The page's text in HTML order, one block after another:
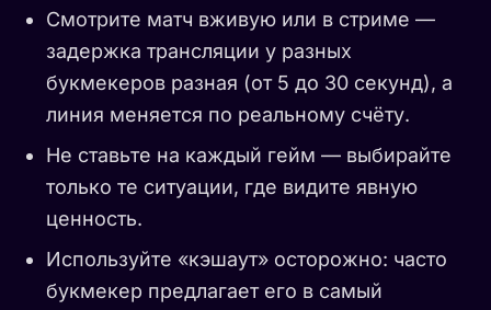
Смотрите матч вживую или в стриме —
задержка трансляции у разных
букмекеров разная (от 5 до 30 секунд), а
линия меняется по реальному счёту.
Не ставьте на каждый гейм — выбирайте
только те ситуации, где видите явную
ценность.
Используйте «кэшаут» осторожно: часто
букмекер предлагает его в самый